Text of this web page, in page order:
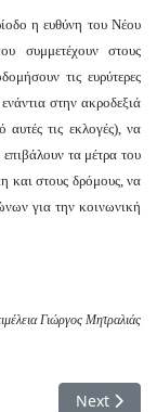
η ευθύνη του Νέου
συμμετέχουν στους
τις ευρύτερες
στην ακροδεξιά
τις εκλογές), να
τα μέτρα του
και στους δρόμους, να
για την κοινωνική
Γιώργος Μητραλιάς
δεξιά ναNext
Next